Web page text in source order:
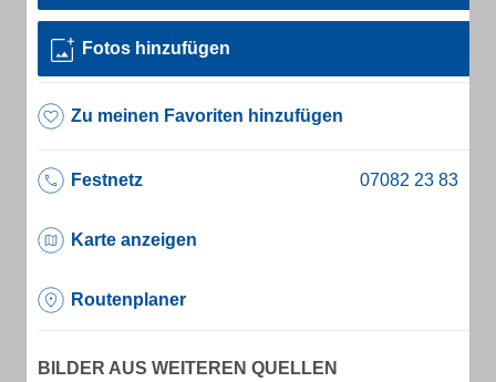
Fotos hinzufügen
Zu meinen Favoriten hinzufügen
Festnetz
Karte anzeigen
Routenplaner
BILDER AUS WEITEREN QUELLEN